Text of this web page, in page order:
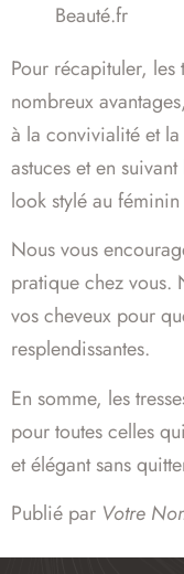
Beauté.fr
Pour récapituler,
nombreux
à la convivialité et
astuces et en
look stylé au féminin
Nous vous
pratique chez vous.
vos cheveux pour
resplendissantes.
En somme, les
pour toutes celles
et élégant sans
Publié par Votre